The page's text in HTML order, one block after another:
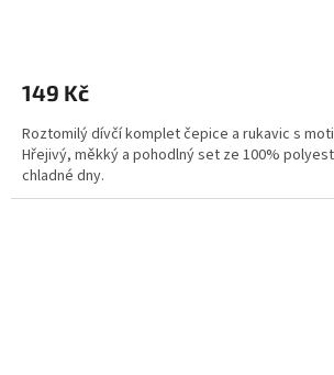
149 Kč
Roztomilý dívčí komplet čepice a rukavic s
Hřejivý, měkký a pohodlný set ze 100%
chladné dny.